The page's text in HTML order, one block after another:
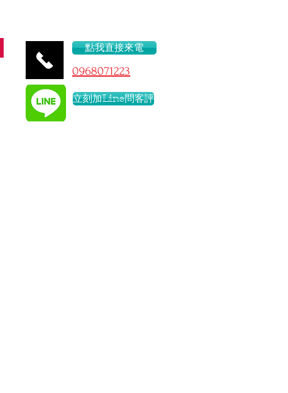
點我直接來電
0968071223
立刻加Line問客評